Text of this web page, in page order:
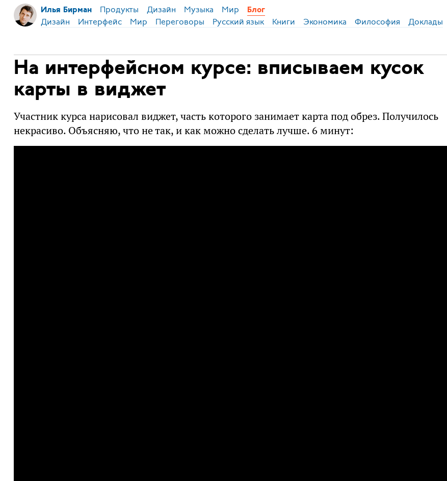
Илья Бирман Продукты Дизайн Музыка Мир Блог
Дизайн Интерфейс Мир Переговоры Русский язык Книги Экономика Философия Доклады
На интерфейсном курсе: вписываем кусок
карты в виджет
Участник курса нарисовал виджет, часть которого занимает карта под обрез. Получилось
некрасиво. Объясняю, что не так, и как можно сделать лучше. 6 минут: